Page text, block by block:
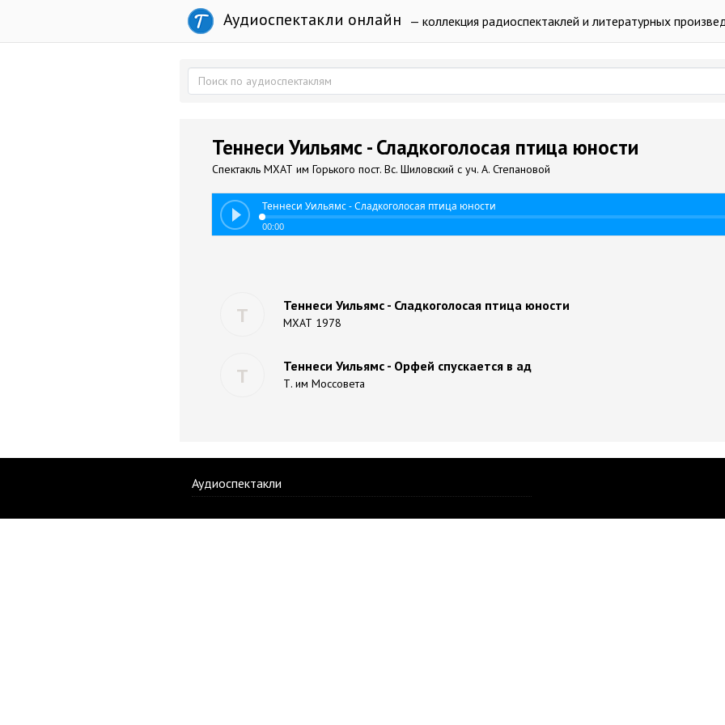
Аудиоспектакли онлайн — коллекция радиоспектаклей и литературных
Теннеси Уильямс - Сладкоголосая птица юности
Спектакль МХАТ им Горького пост. Вс. Шиловский с уч. А. Степановой
Теннеси Уильямс - Сладкоголосая птица юности
00:00
Т Теннеси Уильямс - Сладкоголосая птица юности
МХАТ 1978
Т Теннеси Уильямс - Орфей спускается в ад
Т. им Моссовета
Аудиоспектакли